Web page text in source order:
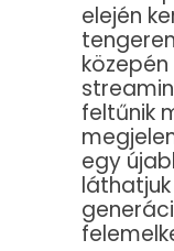
elején
feltűnik
egy